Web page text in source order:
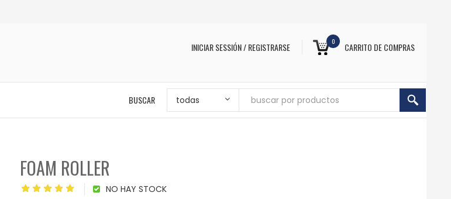
INICIAR SESSIÓN / REGISTRARSE 0 CARRITO DE COMPRAS
BUSCAR todas
FOAM ROLLER
NO HAY STOCK